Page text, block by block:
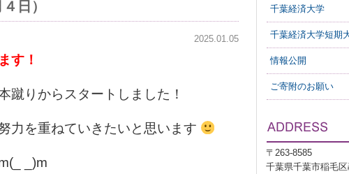
日）
2025.01.05
す！
蹴りからスタートしました！
力を重ねていきたいと思います
_)m
千葉経済大学
千葉経済大学短期
情報公開
ご寄附のお願い
〒263-8585
千葉県千葉市稲毛